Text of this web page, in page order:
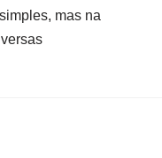
mas na